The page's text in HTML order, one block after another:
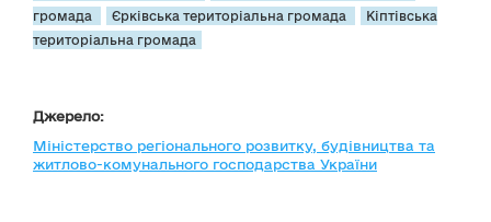
громада
Єрківська територіальна громада
Кіптівська
територіальна громада
Джерело:
Міністерство регіонального розвитку, будівництва та
житлово-комунального господарства України